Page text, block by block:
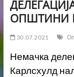
ОПШТИНИ
30.07.2021
Немачка
Карлсхулд